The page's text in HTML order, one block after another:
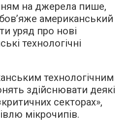
на джерела пише,
американський
уряд про нові
технологічні
технологічним
здійснювати деякі
секторах»,
мікрочипів.